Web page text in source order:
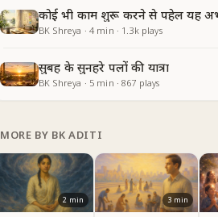
कोई भी काम शुरू करने से पहेल यह
BK Shreya · 4 min · 1.3kplays
सुबह के सुनहरे पलों की यात्रा
BK Shreya · 5 min ·867 plays
MORE BY BK ADITI
2 min 3 min